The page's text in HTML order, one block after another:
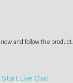
and follow the product.
Start Live Chat